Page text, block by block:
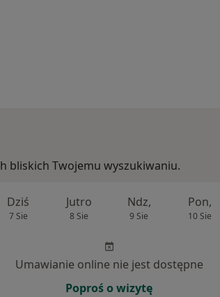
bliskich Twojemu wyszukiwaniu.
Dziś
7 Sie
Jutro
8 Sie
Ndz,
9 Sie
Pon,
10 Sie
Umawianie online nie jest dostępne
Poproś o wizytę